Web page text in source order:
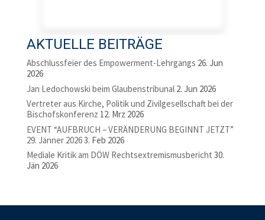
AKTUELLE BEITRÄGE
Abschlussfeier des Empowerment-Lehrgangs 26. Jun
2026
Jan Ledochowski beim Glaubenstribunal 2. Jun 2026
Vertreter aus Kirche, Politik und Zivilgesellschaft bei der
Bischofskonferenz 12. Mrz 2026
EVENT “AUFBRUCH – VERÄNDERUNG BEGINNT JETZT”
29. Jänner 20263. Feb 2026
Mediale Kritik am DÖW Rechtsextremismusbericht 30.
Jän 2026